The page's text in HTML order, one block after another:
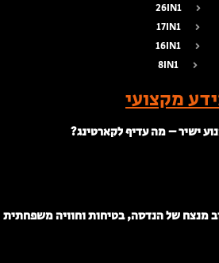
26IN1
17IN1
16IN1
8IN1
מקצועי
ישיר – מה עדיף לקארטינג?
מנצח של הנדסה, בטיחות וחוויה משפחתית